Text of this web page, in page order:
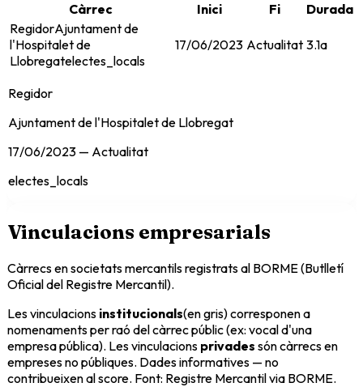
Càrrec Inici Fi
Durada
RegidorAjuntament de
l'Hospitalet de
Llobregatelectes_locals
17/06/2023 Actualitat 3.1a
Regidor
Ajuntament de l'Hospitalet de Llobregat
17/06/2023 — Actualitat
electes_locals
Vinculacions empresarials
Càrrecs en societats mercantils registrats al BORME (Butlletí
Oficial del Registre Mercantil).
Les vinculacions institucionals(en gris) corresponen a
nomenaments per raó del càrrec públic (ex: vocal d'una
empresa pública). Les vinculacions privades són càrrecs en
empreses no públiques. Dades informatives — no
contribueixen al score. Font: Registre Mercantil via BORME.